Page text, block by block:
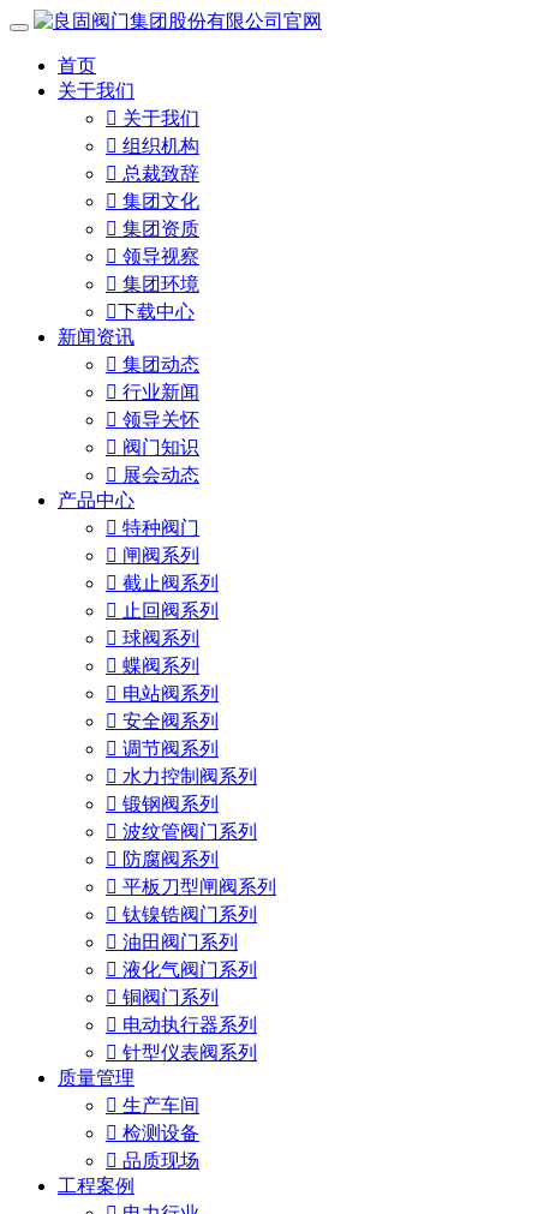
首页
关于我们
 关于我们
 组织机构
 总裁致辞
 集团文化
 集团资质
 领导视察
 集团环境
下载中心
新闻资讯
 集团动态
 行业新闻
 领导关怀
 阀门知识
 展会动态
产品中心
 特种阀门
 闸阀系列
 截止阀系列
 止回阀系列
 球阀系列
 蝶阀系列
 电站阀系列
 安全阀系列
 调节阀系列
 水力控制阀系列
 锻钢阀系列
 波纹管阀门系列
 防腐阀系列
 平板刀型闸阀系列
 钛镍锆阀门系列
 油田阀门系列
 液化气阀门系列
 铜阀门系列
 电动执行器系列
 针型仪表阀系列
质量管理
 生产车间
 检测设备
 品质现场
工程案例